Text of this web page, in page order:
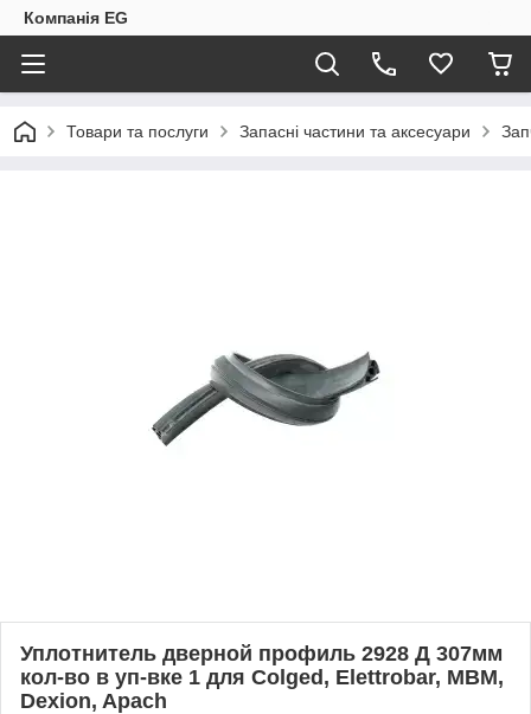
Компанія EG
Товари та послуги Запасні частини та аксесуари
Уплотнитель дверной профиль 2928 Д 307мм
кол-во в уп-вке 1 для Colged, Elettrobar, MBM,
Dexion, Apach